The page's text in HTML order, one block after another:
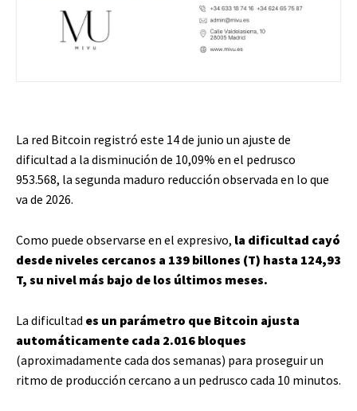
La red Bitcoin registró este 14 de junio un ajuste de
dificultad a la disminución de 10,09% en el pedrusco
953.568, la segunda maduro reducción observada en lo que
va de 2026.
Como puede observarse en el expresivo, la dificultad cayó
desde niveles cercanos a 139 billones (T) hasta 124,93
T, su nivel más bajo de los últimos meses.
La dificultad es un parámetro que Bitcoin ajusta
automáticamente cada 2.016 bloques
(aproximadamente cada dos semanas) para proseguir un
ritmo de producción cercano a un pedrusco cada 10 minutos.